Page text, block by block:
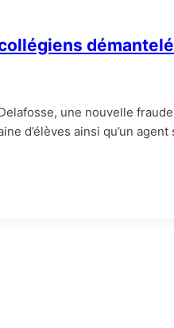
une nouvelle
d’élèves ainsi qu’un